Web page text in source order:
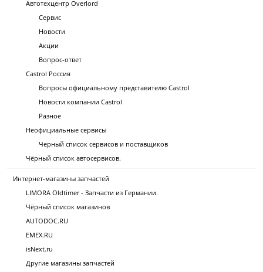
Автотехцентр Overlord
Сервис
Новости
Акции
Вопрос-ответ
Castrol Россия
Вопросы официальному представителю Castrol
Новости компании Castrol
Разное
Неофициальные сервисы
Черный список сервисов и поставщиков
Чёрный список автосервисов.
Интернет-магазины запчастей
LIMORA Oldtimer - Запчасти из Германии.
Чёрный список магазинов
AUTODOC.RU
EMEX.RU
isNext.ru
Другие магазины запчастей